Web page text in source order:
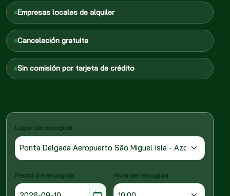
Empresas locales de alquiler
Cancelación gratuita
Sin comisión por tarjeta de crédito
Lugar de recogida
Fecha de recogida Hora de recogida